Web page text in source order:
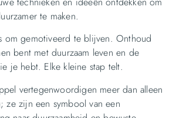
te maken.
om gemotiveerd te blijven. Onthoud
bent met duurzaam leven en de
je hebt. Elke kleine stap telt.
vertegenwoordigen meer dan alleen
ze zijn een symbool van een